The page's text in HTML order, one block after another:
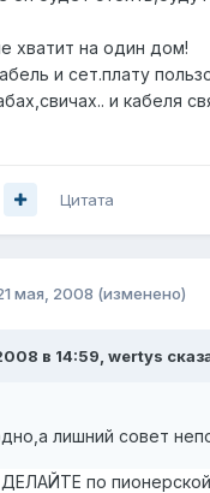
хватит на один дом!
и сет.плату
и кабеля
Цитата
мая, 2008 (изменено)
в 14:59, wertys
лишний совет
по